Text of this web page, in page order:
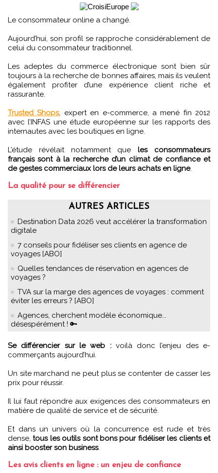
Le consommateur online a changé.
Aujourd’hui, son profil se rapproche considérablement de
celui du consommateur traditionnel.
Les adeptes du commerce électronique sont bien sûr
toujours à la recherche de bonnes affaires, mais ils veulent
également profiter d’une expérience client riche et
rassurante.
Trusted Shops, expert en e-commerce, a mené fin 2012
avec l’INFAS une étude européenne sur les rapports des
internautes avec les boutiques en ligne.
L’étude révélait notamment queles consommateurs
français sont à la recherche d’un climat de confiance et
de gestes commerciaux lors de leurs achats en ligne.
La qualité pour se différencier
AUTRES ARTICLES
Destination Data 2026 veut accélérer la transformation
digitale
7 conseils pour fidéliser ses clients en agence de
voyages [ABO]
Quelles tendances de réservation en agences de
voyages ?
TVA sur la marge des agences de voyages : comment
éviter les erreurs ? [ABO]
Agences, cherchent modèle économique...
désespérément ! 🔑
Se différencier sur le web :voilà donc l’enjeu des e-
commerçants aujourd’hui.
Un site marchand ne peut plus se contenter de casser les
prix pour réussir.
Il lui faut répondre aux exigences des consommateurs en
matière de qualité de service et de sécurité.
Et dans un univers où la concurrence est rude et très
dense, tous les outils sont bons pour fidéliser les clients et
ainsi booster son business.
Les avis clients en ligne : un enjeu de confiance